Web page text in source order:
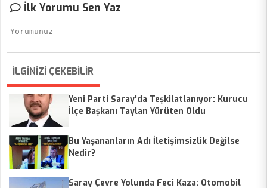
İlk Yorumu Sen Yaz
İLGİNİZİ ÇEKEBİLİR
Yeni Parti Saray'da Teşkilatlanıyor: Kurucu
İlçe Başkanı Taylan Yürüten Oldu
Bu Yaşananların Adı İletişimsizlik Değilse
Nedir?
Saray Çevre Yolunda Feci Kaza: Otomobil